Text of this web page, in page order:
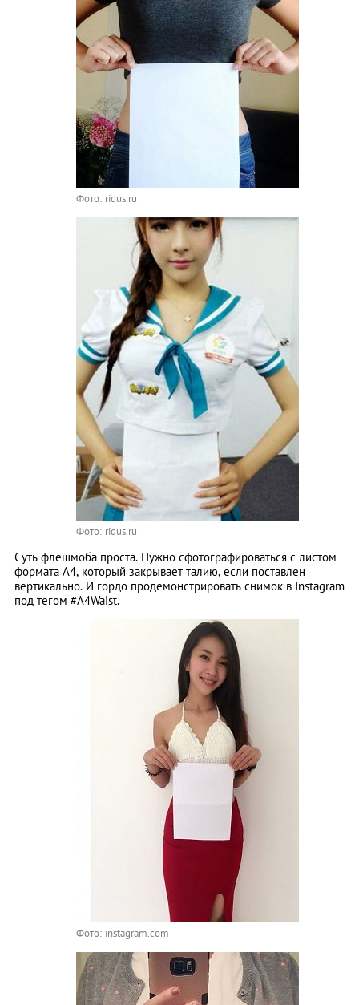
Фото: ridus.ru
Фото: ridus.ru
Суть флешмоба проста. Нужно сфотографироваться с листом
формата А4, который закрывает талию, если поставлен
вертикально. И гордо продемонстрировать снимок в Instagram
под тегом #A4Waist.
Фото: instagram.com